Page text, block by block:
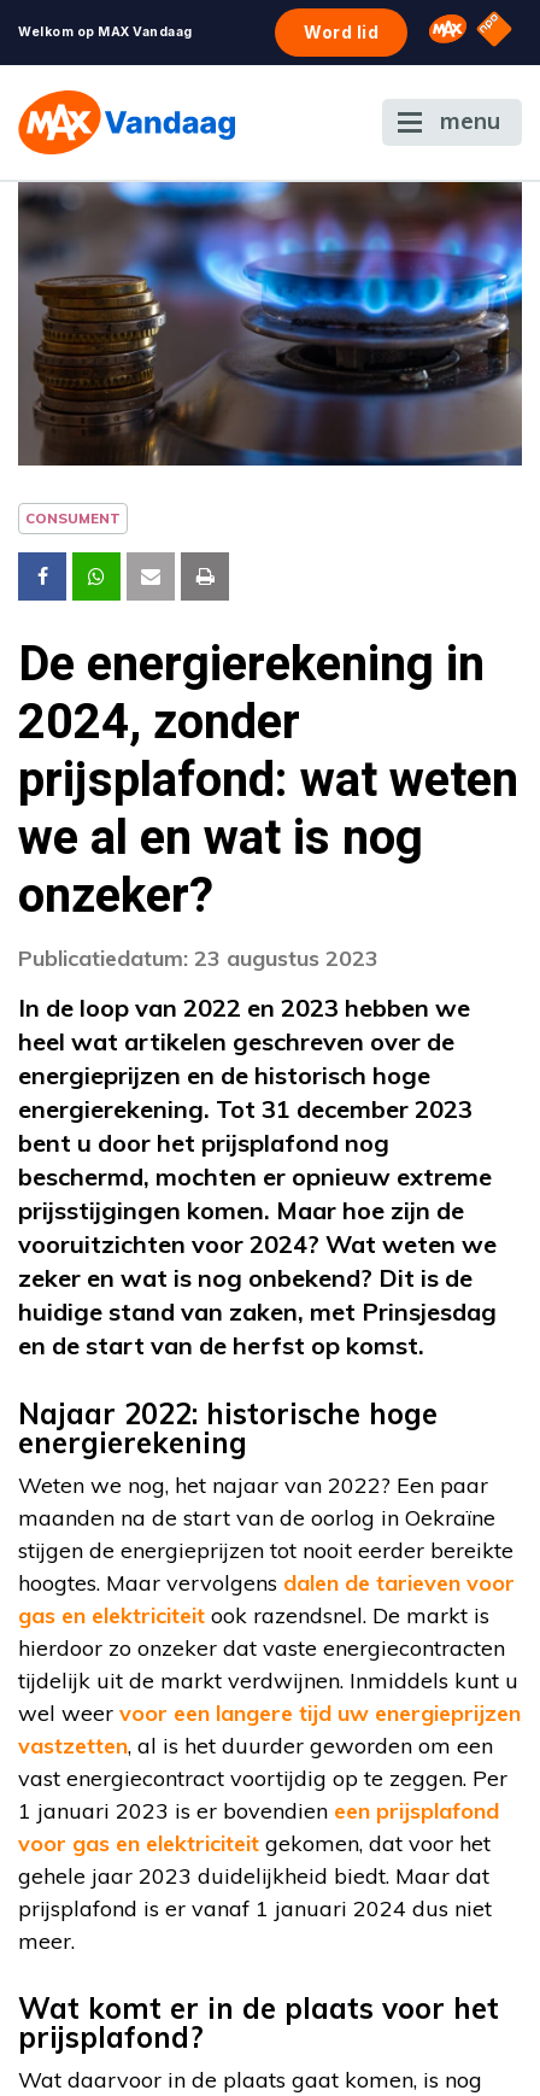
Welkom op MAX Vandaag Word lid Omroep
NPO
menu
CONSUMENT
De energierekening in
2024, zonder
prijsplafond: wat weten
we al en wat is nog
onzeker?
Publicatiedatum: 23 augustus 2023
In de loop van 2022 en 2023 hebben we
heel wat artikelen geschreven over de
energieprijzen en de historisch hoge
energierekening. Tot 31 december 2023
bent u door het prijsplafond nog
beschermd, mochten er opnieuw extreme
prijsstijgingen komen. Maar hoe zijn de
vooruitzichten voor 2024? Wat weten we
zeker en wat is nog onbekend? Dit is de
huidige stand van zaken, met Prinsjesdag
en de start van de herfst op komst.
Najaar 2022: historische hoge
energierekening
Weten we nog, het najaar van 2022? Een paar
maanden na de start van de oorlog in Oekraïne
stijgen de energieprijzen tot nooit eerder bereikte
hoogtes. Maar vervolgens dalen de tarieven voor
gas en elektriciteit ook razendsnel. De markt is
hierdoor zo onzeker dat vaste energiecontracten
tijdelijk uit de markt verdwijnen. Inmiddels kunt u
wel weer voor een langere tijd uw energieprijzen
vastzetten, al is het duurder geworden om een
vast energiecontract voortijdig op te zeggen. Per
1 januari 2023 is er bovendien een prijsplafond
voor gas en elektriciteit gekomen, dat voor het
gehele jaar 2023 duidelijkheid biedt. Maar dat
prijsplafond is er vanaf 1 januari 2024 dus niet
meer.
Wat komt er in de plaats voor het
prijsplafond?
Wat daarvoor in de plaats gaat komen, is nog